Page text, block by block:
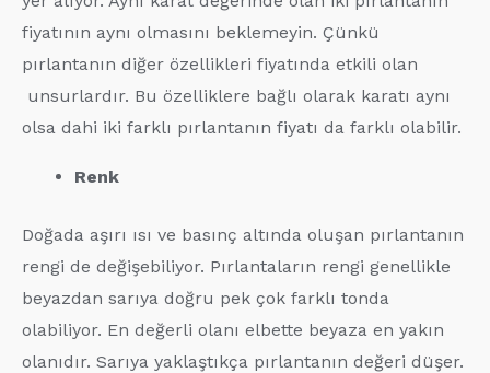
fiyatının aynı olmasını beklemeyin. Çünkü
pırlantanın diğer özellikleri fiyatında etkili olan
unsurlardır. Bu özelliklere bağlı olarak karatı aynı
olsa dahi iki farklı pırlantanın fiyatı da farklı olabilir.
Renk
Doğada aşırı ısı ve basınç altında oluşan pırlantanın
rengi de değişebiliyor. Pırlantaların rengi genellikle
beyazdan sarıya doğru pek çok farklı tonda
olabiliyor. En değerli olanı elbette beyaza en yakın
olanıdır. Sarıya yaklaştıkça pırlantanın değeri düşer.